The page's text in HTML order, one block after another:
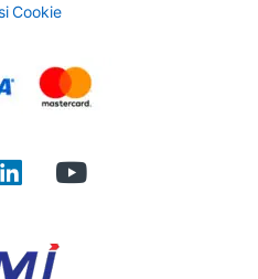
Cookie